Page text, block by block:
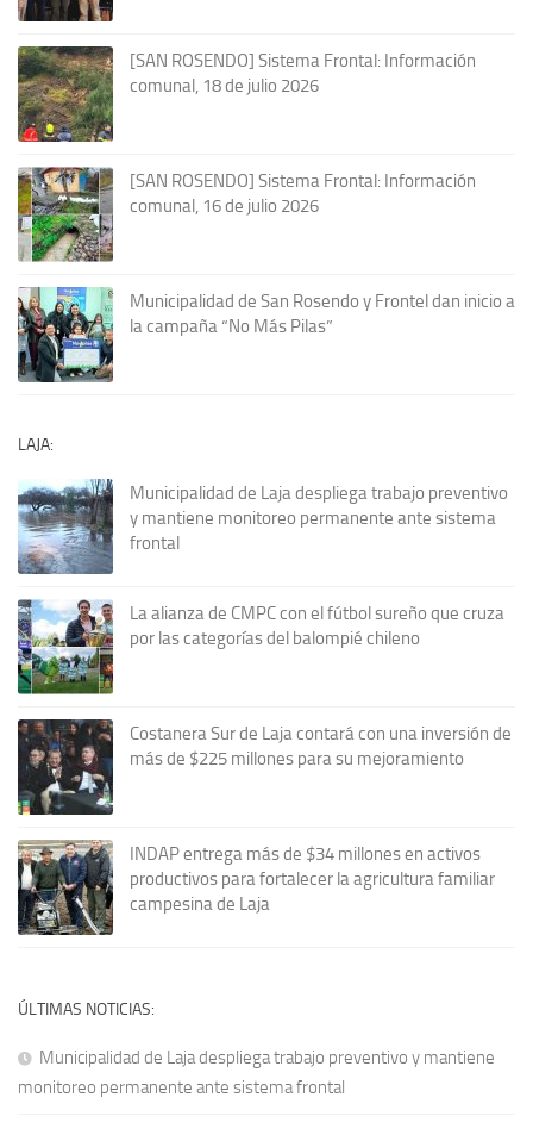
[SAN ROSENDO] Sistema Frontal: Información
comunal, 18 de julio 2026
[SAN ROSENDO] Sistema Frontal: Información
comunal, 16 de julio 2026
Municipalidad de San Rosendo y Frontel dan inicio a
la campaña “No Más Pilas”
LAJA:
Municipalidad de Laja despliega trabajo preventivo
y mantiene monitoreo permanente ante sistema
frontal
La alianza de CMPC con el fútbol sureño que cruza
por las categorías del balompié chileno
Costanera Sur de Laja contará con una inversión de
más de $225 millones para su mejoramiento
INDAP entrega más de $34 millones en activos
productivos para fortalecer la agricultura familiar
campesina de Laja
ÚLTIMAS NOTICIAS:
Municipalidad de Laja despliega trabajo preventivo y mantiene
monitoreo permanente ante sistema frontal